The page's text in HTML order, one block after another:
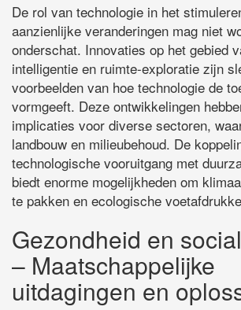
De rol van technologie in het
aanzienlijke veranderingen mag niet
onderschat. Innovaties op het gebied
intelligentie en ruimte-exploratie zijn
voorbeelden van hoe technologie de
vormgeeft. Deze ontwikkelingen
implicaties voor diverse sectoren,
landbouw en milieubehoud. De
technologische vooruitgang met
biedt enorme mogelijkheden om
te pakken en ecologische
Gezondheid en
– Maatschappelijke
uitdagingen en